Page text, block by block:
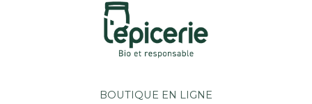
BOUTIQUE EN LIGNE